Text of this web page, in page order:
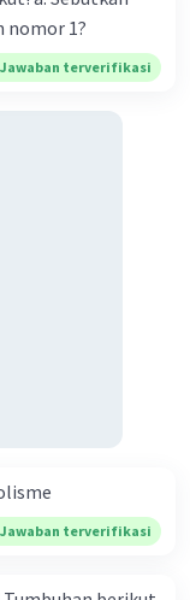
nomor 1?
Jawaban terverifikasi
Jawaban terverifikasi